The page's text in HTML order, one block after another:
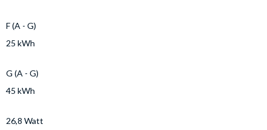
F (A - G)
25 kWh
G (A - G)
45 kWh
26,8 Watt